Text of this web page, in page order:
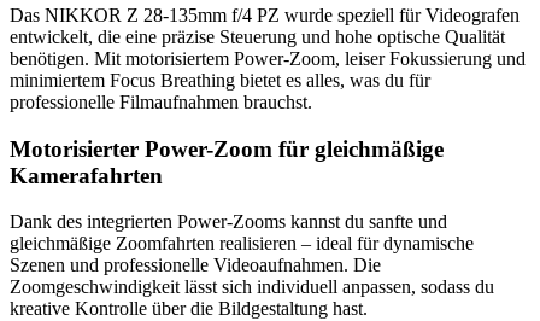
Das NIKKOR Z 28-135mm f/4 PZ wurde speziell für Videografen
entwickelt, die eine präzise Steuerung und hohe optische Qualität
benötigen. Mit motorisiertem Power-Zoom, leiser Fokussierung und
minimiertem Focus Breathing bietet es alles, was du für
professionelle Filmaufnahmen brauchst.
Motorisierter Power-Zoom für gleichmäßige
Kamerafahrten
Dank des integrierten Power-Zooms kannst du sanfte und
gleichmäßige Zoomfahrten realisieren – ideal für dynamische
Szenen und professionelle Videoaufnahmen. Die
Zoomgeschwindigkeit lässt sich individuell anpassen, sodass du
kreative Kontrolle über die Bildgestaltung hast.